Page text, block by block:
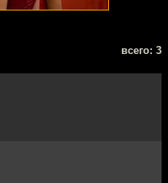
всего: 3